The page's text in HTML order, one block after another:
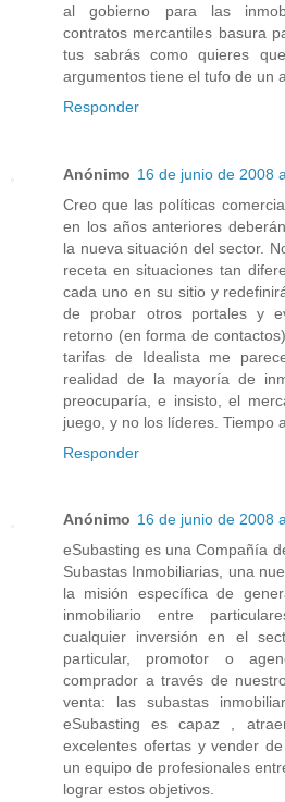
al gobierno para las
contratos mercantiles basura
tus sabrás como quieres
argumentos tiene el tufo de un
Responder
Anónimo 16 de junio de 2008
Creo que las políticas
en los años anteriores
la nueva situación del sector.
receta en situaciones tan
cada uno en su sitio y
de probar otros portales y
retorno (en forma de
tarifas de Idealista me
realidad de la mayoría de
preocuparía, e insisto, el
juego, y no los líderes. Tiempo
Responder
Anónimo 16 de junio de 2008
eSubasting es una Compañía
Subastas Inmobiliarias, una
la misión específica de
inmobiliario entre
cualquier inversión en el
particular, promotor o
comprador a través de
venta: las subastas
eSubasting es capaz ,
excelentes ofertas y vender
un equipo de profesionales
lograr estos objetivos.